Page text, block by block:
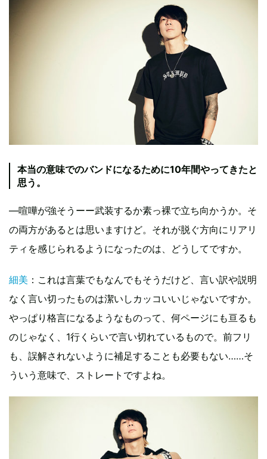
本当の意味でのバンドになるために10年間やってきたと
思う。
―喧嘩が強そうーー武装するか素っ裸で立ち向かうか。そ
の両方があるとは思いますけど。それが脱ぐ方向にリアリ
ティを感じられるようになったのは、どうしてですか。
細美 ：これは言葉でもなんでもそうだけど、言い訳や説明
なく言い切ったものは潔いしカッコいいじゃないですか。
やっぱり格言になるようなものって、何ページにも亘るも
のじゃなく、1行くらいで言い切れているもので。前フリ
も、誤解されないように補足することも必要もない……そ
ういう意味で、ストレートですよね。